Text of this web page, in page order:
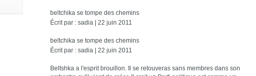
beltchika se tompe des chemins
Écrit par : sadia | 22 juin 2011
beltchika se tompe des chemins
Écrit par : sadia | 22 juin 2011
Beltshka a l'esprit brouillon. Il se retouveras sans membres dans son